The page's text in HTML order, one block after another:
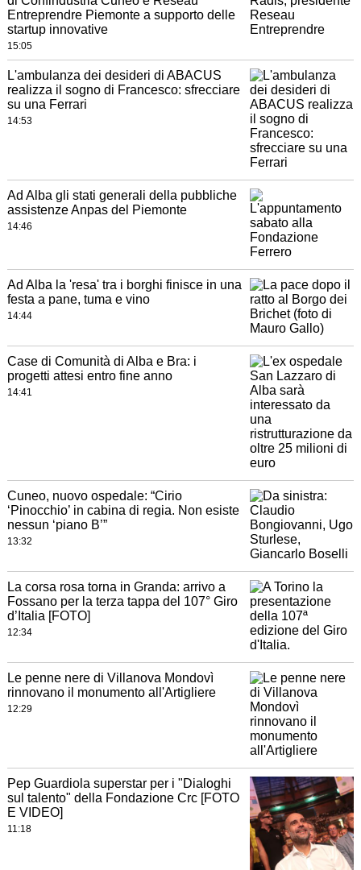
Entreprendre Piemonte a supporto delle
startup innovative
15:05
L'ambulanza dei desideri di ABACUS
realizza il sogno di Francesco: sfrecciare
su una Ferrari
14:53
Ad Alba gli stati generali della pubbliche
assistenze Anpas del Piemonte
14:46
Ad Alba la 'resa' tra i borghi finisce in una
festa a pane, tuma e vino
14:44
Case di Comunità di Alba e Bra: i
progetti attesi entro fine anno
14:41
Cuneo, nuovo ospedale: “Cirio
‘Pinocchio’ in cabina di regia. Non esiste
nessun ‘piano B’”
13:32
La corsa rosa torna in Granda: arrivo a
Fossano per la terza tappa del 107° Giro
d’Italia [FOTO]
12:34
Le penne nere di Villanova Mondovì
rinnovano il monumento all'Artigliere
12:29
Pep Guardiola superstar per i "Dialoghi
sul talento" della Fondazione Crc [FOTO
E VIDEO]
11:18